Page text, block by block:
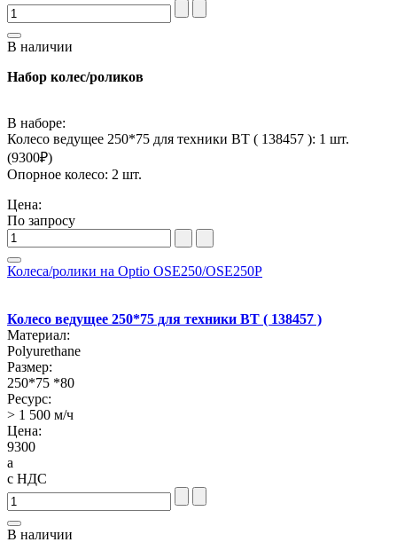
В наличии
Набор колес/роликов
В наборе:
Колесо ведущее 250*75 для техники BT ( 138457 ): 1 шт.
(9300₽)
Опорное колесо: 2 шт.
Цена:
По запросу
Колеса/ролики на Optio OSE250/OSE250P
Колесо ведущее 250*75 для техники BT ( 138457 )
Материал:
Polyurethane
Размер:
250*75 *80
Ресурс:
> 1 500 м/ч
Цена:
9300
a
с НДС
В наличии